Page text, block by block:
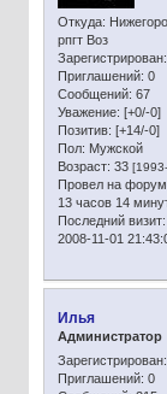
Откуда:
рпгт Воз
Зарегистрирован
Приглашений: 0
Сообщений: 67
Уважение: [+0/-0]
Позитив: [+14/-0]
Пол: Мужской
Возраст: 33
Провел на
13 часов 14
Последний визит:
2008-11-01
Илья
Администратор
Зарегистрирован
Приглашений: 0